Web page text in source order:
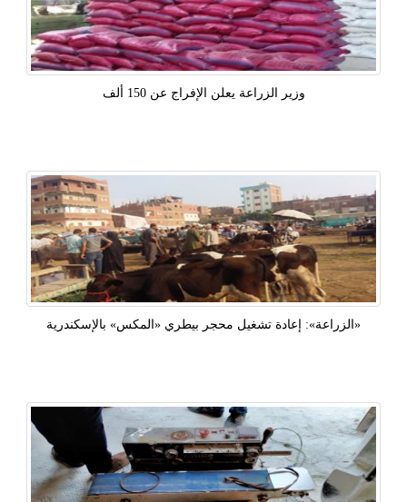
وزير الزراعة يعلن الإفراج عن 150 ألف
«الزراعة»: إعادة تشغيل محجر بيطري «المكس» بالإسكندرية